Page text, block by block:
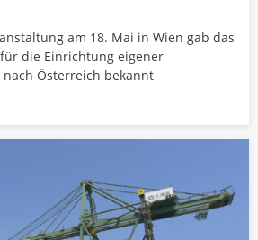
am 18. Mai in Wien gab das
die Einrichtung eigener
Österreich bekannt